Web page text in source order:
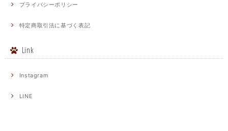
プライバシーポリシー
特定商取引法に基づく表記
Link
Instagram
LINE